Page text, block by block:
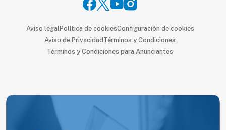
Aviso legalPolítica de cookiesConfiguración de cookies
Aviso de Privacidad Términos y Condiciones
Términos y Condiciones para Anunciantes